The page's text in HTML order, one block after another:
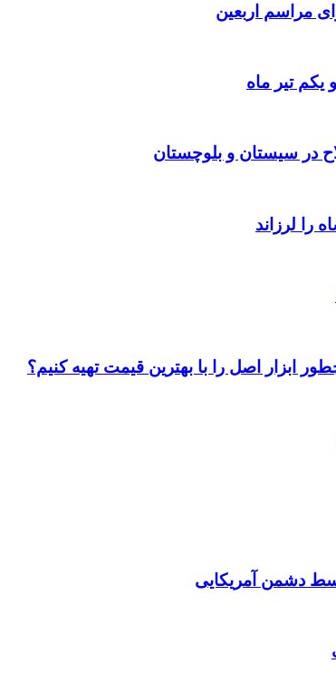
تیر ماه
ابزار اصل را با بهترین قیمت تهیه کنیم؟
دشمن آمریکایی